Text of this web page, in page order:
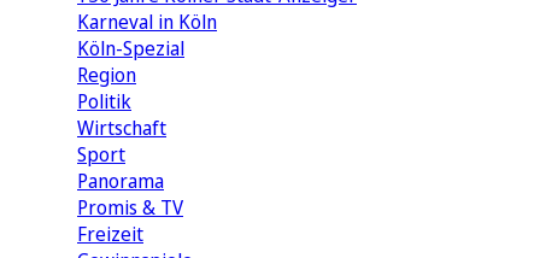
Karneval in Köln
Köln-Spezial
Region
Politik
Wirtschaft
Sport
Panorama
Promis & TV
Freizeit